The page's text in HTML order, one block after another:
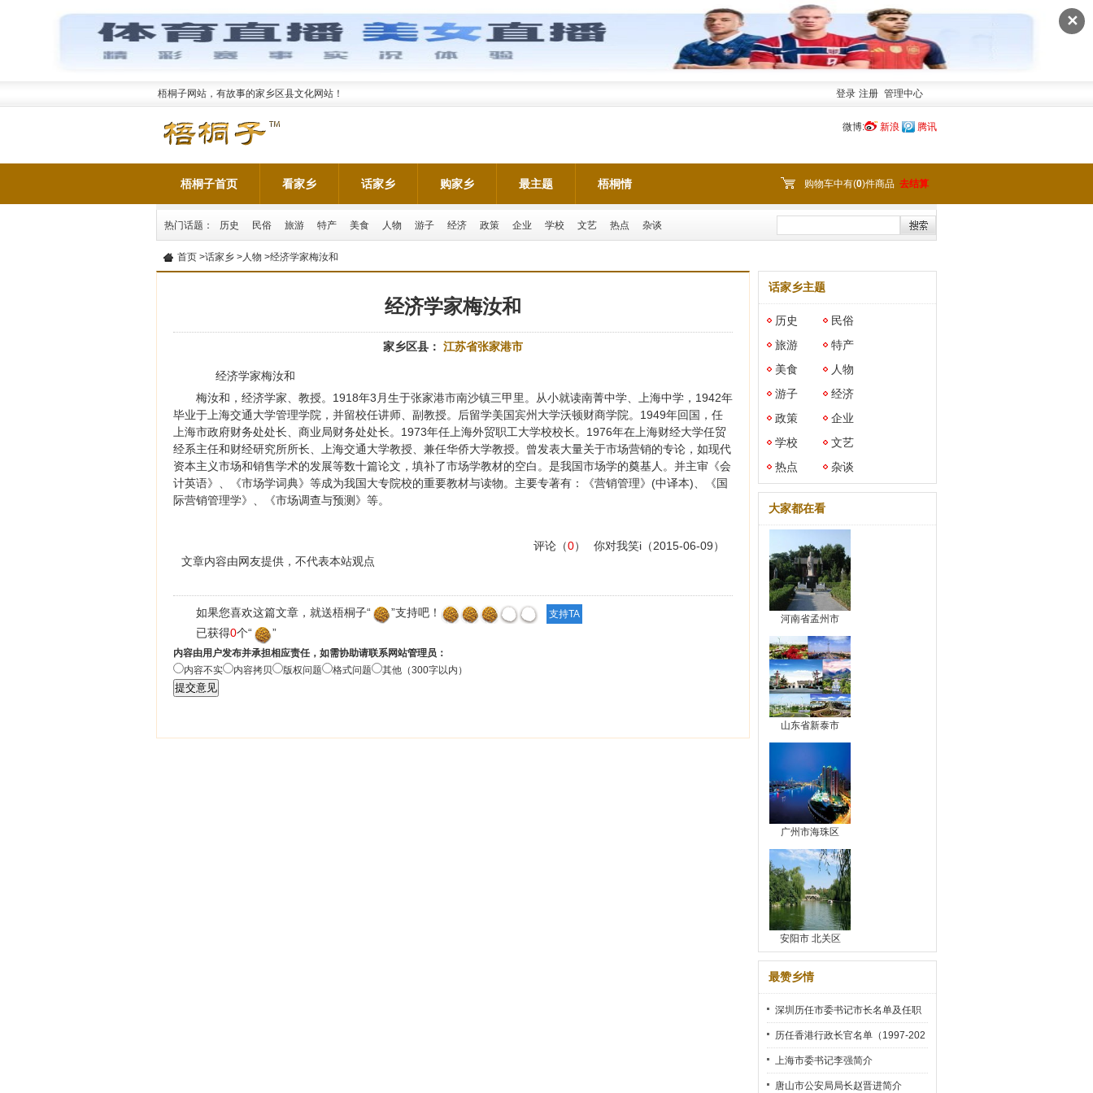
✕
梧桐子网站，有故事的家乡区县文化网站！ 登录 注册 管理中心
微博: 新浪 腾讯
梧桐子首页 看家乡 话家乡 购家乡 最主题 梧桐情 购物车中有(0)件商品 去结算
热门话题： 历史 民俗 旅游 特产 美食 人物 游子 经济 政策 企业 学校 文艺 热点 杂谈
首页 >话家乡 >人物 >经济学家梅汝和
经济学家梅汝和
家乡区县： 江苏省张家港市
经济学家梅汝和
梅汝和，经济学家、教授。1918年3月生于张家港市南沙镇三甲里。从小就读南菁中学、上海中学，1942年
毕业于上海交通大学管理学院，并留校任讲师、副教授。后留学美国宾州大学沃顿财商学院。1949年回国，任
上海市政府财务处处长、商业局财务处处长。1973年任上海外贸职工大学校校长。1976年在上海财经大学任贸
经系主任和财经研究所所长、上海交通大学教授、兼任华侨大学教授。曾发表大量关于市场营销的专论，如现代
资本主义市场和销售学术的发展等数十篇论文，填补了市场学教材的空白。是我国市场学的奠基人。并主审《会
计英语》、《市场学词典》等成为我国大专院校的重要教材与读物。主要专著有：《营销管理》(中译本)、《国
际营销管理学》、《市场调查与预测》等。
你对我笑i （2015-06-09）
评论（0）
文章内容由网友提供，不代表本站观点
如果您喜欢这篇文章，就送梧桐子“
”支持吧！
已获得0个“ ”
内容由用户发布并承担相应责任，如需协助请联系网站管理员：
内容不实
内容拷贝 版权问题 格式问题 其他（300字以内）
话家乡主题
历史
民俗
旅游
特产
美食
人物
游子
经济
政策
企业
学校
文艺
热点
杂谈
大家都在看
河南省孟州市
山东省新泰市
广州市海珠区
安阳市 北关区
最赞乡情
深圳历任市委书记市长名单及任职
时间
历任香港行政长官名单（1997-202
2）
上海市委书记李强简介
唐山市公安局局长赵晋进简介